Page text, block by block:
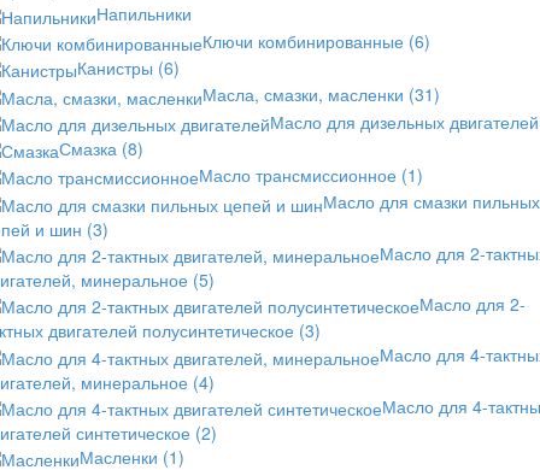
Напильники
Ключи комбинированные (6)
Канистры (6)
Масла, смазки, масленки (31)
Масло для дизельных двигателей
Смазка (8)
Масло трансмиссионное (1)
Масло для смазки пильных
и шин (3)
Масло для 2-
минеральное (5)
Масло для 2-
двигателей полусинтетическое (3)
Масло для 4-
минеральное (4)
Масло для 4-
синтетическое (2)
Масленки (1)